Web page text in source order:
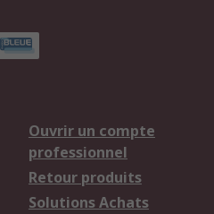
Ouvrir un compte
professionnel
Retour produits
Solutions Achats